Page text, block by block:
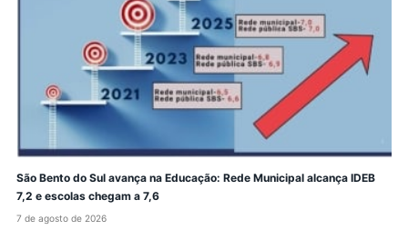
São Bento do Sul avança na Educação: Rede Municipal alcança IDEB
7,2 e escolas chegam a 7,6
7 de agosto de 2026